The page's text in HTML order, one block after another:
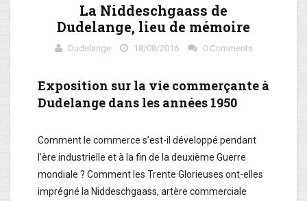
La Niddeschgaass de
Dudelange, lieu de mémoire
Dudelange 18/08/2016 0 Comments
Exposition sur la vie commerçante à
Dudelange dans les années 1950
Comment le commerce s’est-il développé pendant
l’ère industrielle et à la fin de la deuxième Guerre
mondiale ? Comment les Trente Glorieuses ont-elles
imprégné la Niddeschgaass, artère commerciale